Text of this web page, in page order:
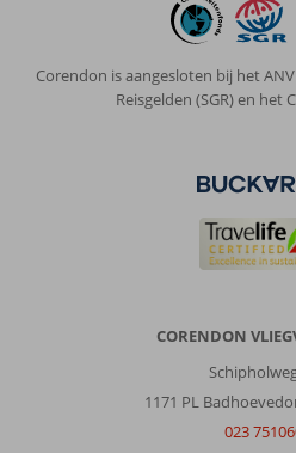
Corendon is aangesloten bij het
Reisgelden (SGR) en het
CORENDON
1171 PL
023